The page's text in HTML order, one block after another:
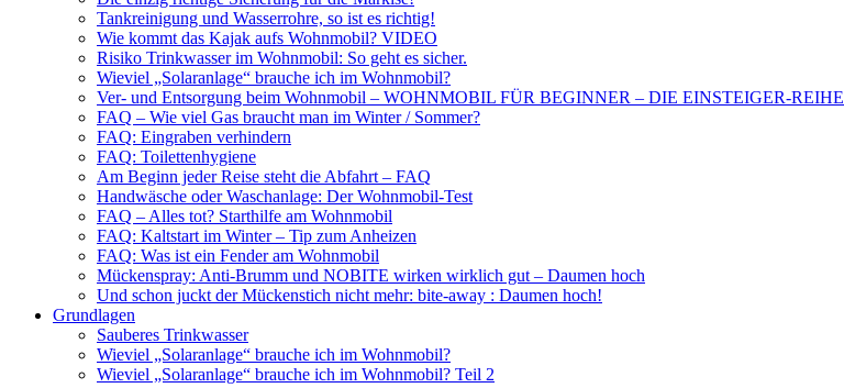
Tankreinigung und Wasserrohre, so ist es richtig!
Wie kommt das Kajak aufs Wohnmobil? VIDEO
Risiko Trinkwasser im Wohnmobil: So geht es sicher.
Wieviel „Solaranlage“ brauche ich im Wohnmobil?
Ver- und Entsorgung beim Wohnmobil – WOHNMOBIL FÜR BEGINNER – DIE EINSTEIGER-REIHE
FAQ – Wie viel Gas braucht man im Winter / Sommer?
FAQ: Eingraben verhindern
FAQ: Toilettenhygiene
Am Beginn jeder Reise steht die Abfahrt – FAQ
Handwäsche oder Waschanlage: Der Wohnmobil-Test
FAQ – Alles tot? Starthilfe am Wohnmobil
FAQ: Kaltstart im Winter – Tip zum Anheizen
FAQ: Was ist ein Fender am Wohnmobil
Mückenspray: Anti-Brumm und NOBITE wirken wirklich gut – Daumen hoch
Und schon juckt der Mückenstich nicht mehr: bite-away : Daumen hoch!
Grundlagen
Sauberes Trinkwasser
Wieviel „Solaranlage“ brauche ich im Wohnmobil?
Wieviel „Solaranlage“ brauche ich im Wohnmobil? Teil 2